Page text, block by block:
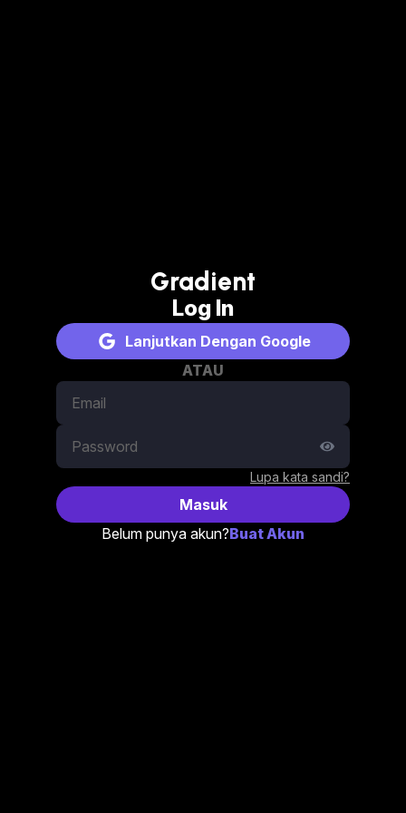
Gradient
Log In
Lanjutkan Dengan Google
ATAU
Lupa kata sandi?
Masuk
Belum punya akun?Buat Akun